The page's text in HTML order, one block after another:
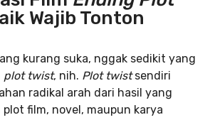
Wajib Tonton
kurang suka, nggak sedikit yang
plot twist, nih. Plot twistsendiri
radikal arah dari hasil yang
film, novel, maupun karya